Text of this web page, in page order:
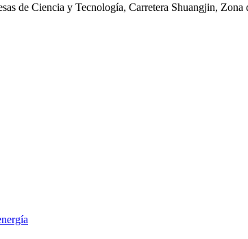
de Ciencia y Tecnología, Carretera Shuangjin,